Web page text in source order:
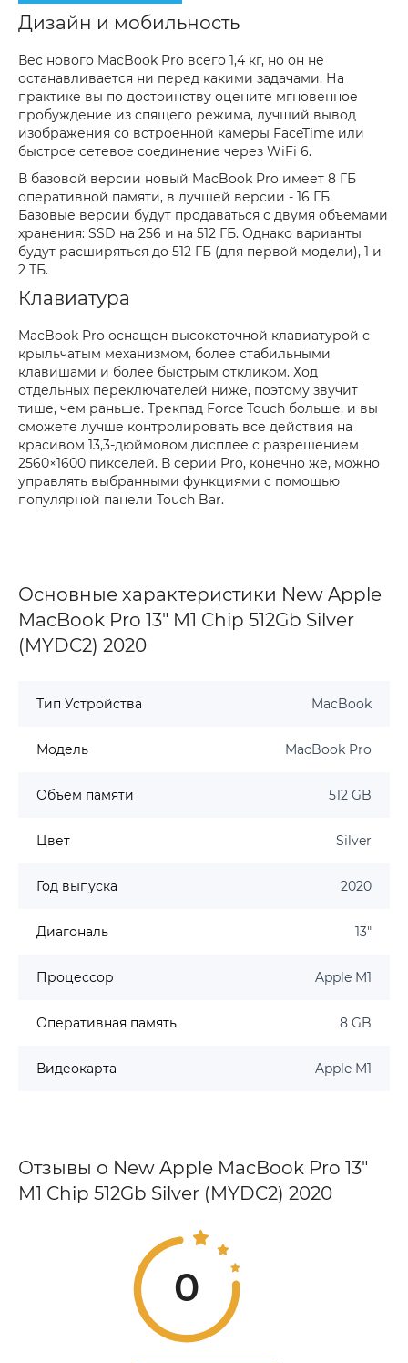
Дизайн и мобильность
Вес нового MacBook Pro всего 1,4 кг, но он не
останавливается ни перед какими задачами. На
практике вы по достоинству оцените мгновенное
пробуждение из спящего режима, лучший вывод
изображения со встроенной камеры FaceTime или
быстрое сетевое соединение через WiFi 6.
В базовой версии новый MacBook Pro имеет 8 ГБ
оперативной памяти, в лучшей версии - 16 ГБ.
Базовые версии будут продаваться с двумя объемами
хранения: SSD на 256 и на 512 ГБ. Однако варианты
будут расширяться до 512 ГБ (для первой модели), 1 и
2 ТБ.
Клавиатура
MacBook Pro оснащен высокоточной клавиатурой с
крыльчатым механизмом, более стабильными
клавишами и более быстрым откликом. Ход
отдельных переключателей ниже, поэтому звучит
тише, чем раньше. Трекпад Force Touch больше, и вы
сможете лучше контролировать все действия на
красивом 13,3-дюймовом дисплее с разрешением
2560×1600 пикселей. В серии Pro, конечно же, можно
управлять выбранными функциями с помощью
популярной панели Touch Bar.
Основные характеристики New Apple
MacBook Pro 13" M1 Chip 512Gb Silver
(MYDC2) 2020
Тип Устройства MacBook
Модель MacBook Pro
Объем памяти 512 GB
Цвет Silver
Год выпуска 2020
Диагональ 13"
Процессор Apple M1
Оперативная память 8 GB
Видеокарта Apple M1
Отзывы о New Apple MacBook Pro 13"
M1 Chip 512Gb Silver (MYDC2) 2020
0